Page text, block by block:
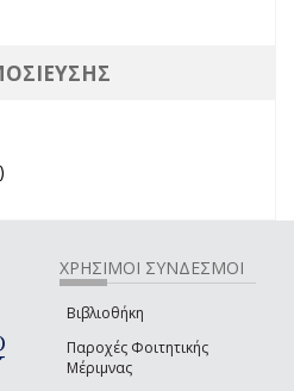
ΧΡΗΣΙΜΟΙ ΣΥΝΔΕΣΜΟΙ
Βιβλιοθήκη
Παροχές Φοιτητικής
Μέριμνας